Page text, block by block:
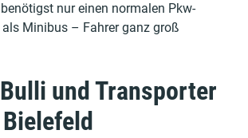
nur einen normalen Pkw-
als Minibus – Fahrer ganz groß
und Transporter